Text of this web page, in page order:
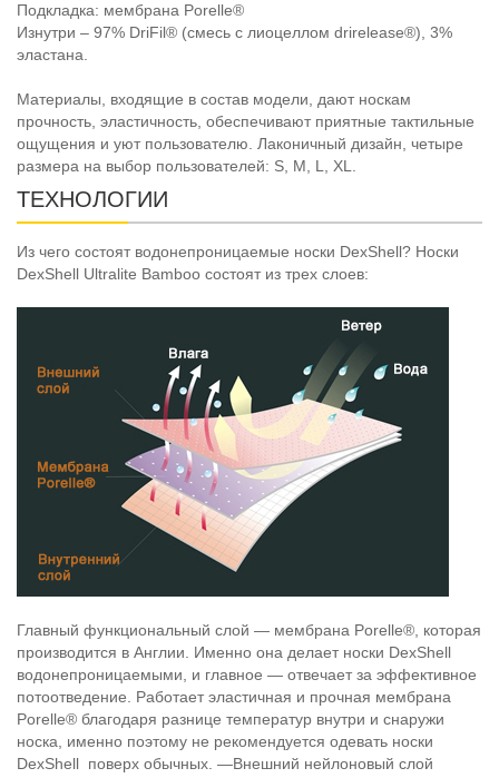
Подкладка: мембрана Porelle®
Изнутри – 97% DriFil® (смесь с лиоцеллом drirelease®), 3%
эластана.
Материалы, входящие в состав модели, дают носкам
прочность, эластичность, обеспечивают приятные тактильные
ощущения и уют пользователю. Лаконичный дизайн, четыре
размера на выбор пользователей: S, M, L, XL.
ТЕХНОЛОГИИ
Из чего состоят водонепроницаемые носки DexShell? Носки
DexShell Ultralite Bamboo состоят из трех слоев:
Главный функциональный слой — мембрана Porelle®, которая
производится в Англии. Именно она делает носки DexShell
водонепроницаемыми, и главное — отвечает за эффективное
потоотведение. Работает эластичная и прочная мембрана
Porelle® благодаря разнице температур внутри и снаружи
носка, именно поэтому не рекомендуется одевать носки
DexShell поверх обычных. —Внешний нейлоновый слой